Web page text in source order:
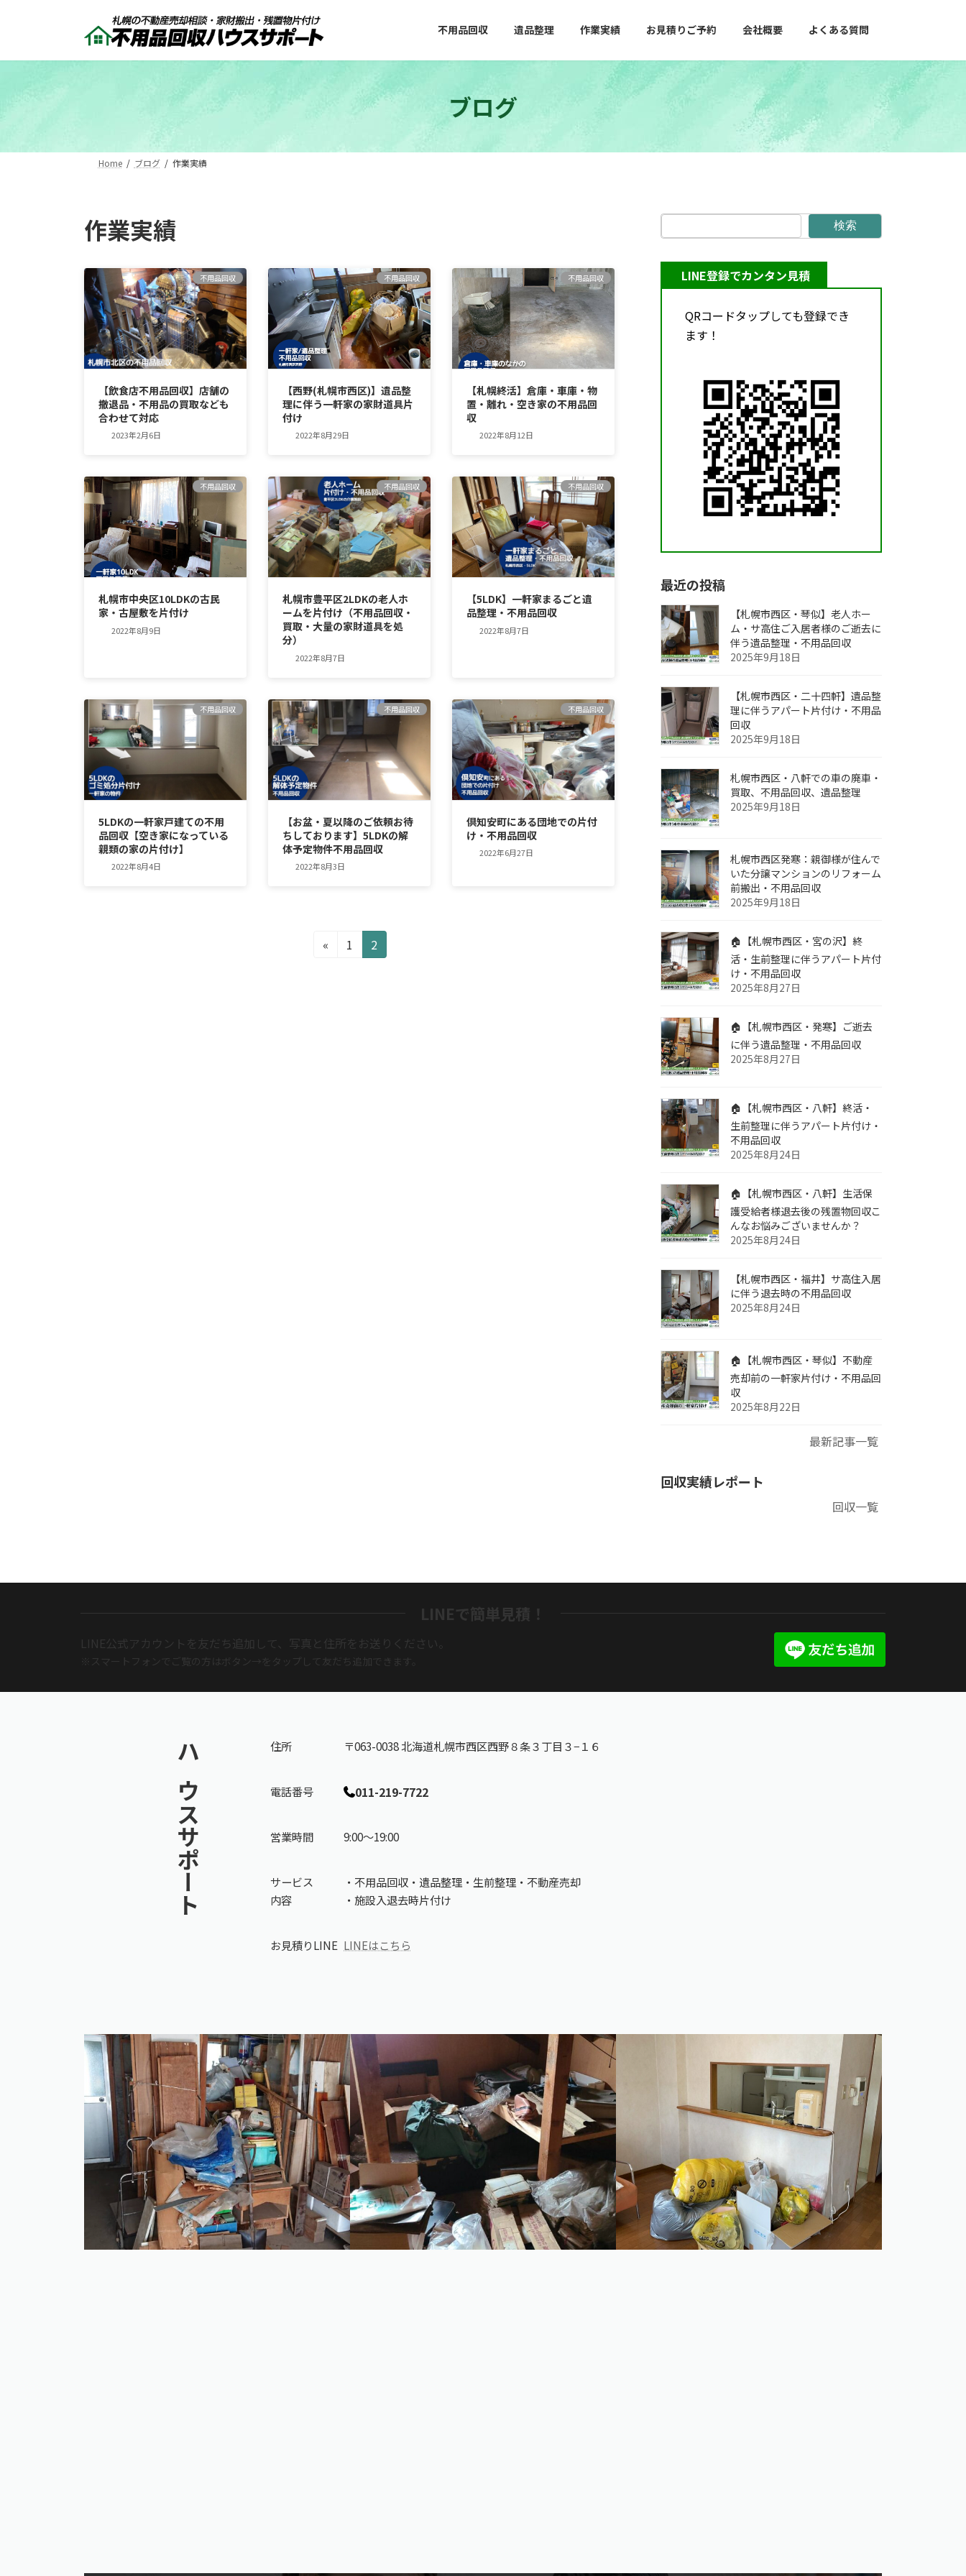
ン
ー
不用品回収 遺品整理 作業実績 お見積りご予約 会社概要 よくある質問
ブログ
Home ブログ 作業実績
作業実績
不用品回収
【飲食店不用品回収】店舗の
撤退品・不用品の買取なども
合わせて対応
2023年2月6日
不用品回収
【西野(札幌市西区)】遺品整
理に伴う一軒家の家財道具片
付け
2022年8月29日
不用品回収
【札幌終活】倉庫・車庫・物
置・離れ・空き家の不用品回
収
2022年8月12日
不用品回収
札幌市中央区10LDKの古民
家・古屋敷を片付け
2022年8月9日
不用品回収
札幌市豊平区2LDKの老人ホ
ームを片付け（不用品回収・
買取・大量の家財道具を処
分）
2022年8月7日
不用品回収
【5LDK】一軒家まるごと遺
品整理・不用品回収
2022年8月7日
不用品回収
5LDKの一軒家戸建ての不用
品回収【空き家になっている
親類の家の片付け】
2022年8月4日
不用品回収
【お盆・夏以降のご依頼お待
ちしております】5LDKの解
体予定物件不用品回収
2022年8月3日
不用品回収
倶知安町にある団地での片付
け・不用品回収
2022年6月27日
«
固
1
固
定
2
検索
LINE登録でカンタン見積
QRコードタップしても登録でき
ます！
最近の投稿
【札幌市西区・琴似】老人ホー
ム・サ高住ご入居者様のご逝去に
伴う遺品整理・不用品回収
2025年9月18日
【札幌市西区・二十四軒】遺品整
理に伴うアパート片付け・不用品
回収
2025年9月18日
札幌市西区・八軒での車の廃車・
買取、不用品回収、遺品整理
2025年9月18日
札幌市西区発寒：親御様が住んで
いた分譲マンションのリフォーム
前搬出・不用品回収
2025年9月18日
🏠【札幌市西区・宮の沢】終
活・生前整理に伴うアパート片付
け・不用品回収
2025年8月27日
🏠【札幌市西区・発寒】ご逝去
に伴う遺品整理・不用品回収
2025年8月27日
🏠【札幌市西区・八軒】終活・
生前整理に伴うアパート片付け・
不用品回収
2025年8月24日
🏠【札幌市西区・八軒】生活保
護受給者様退去後の残置物回収こ
んなお悩みございませんか？
2025年8月24日
【札幌市西区・福井】サ高住入居
に伴う退去時の不用品回収
2025年8月24日
🏠【札幌市西区・琴似】不動産
売却前の一軒家片付け・不用品回
収
2025年8月22日
最新記事一覧
回収実績レポート
回収一覧
LINEで簡単見積！
LINE公式アカウントを友だち追加して、 写真と住所をお送りください。
※スマートフォンでご覧の方はボタン→を タップして友だち追加できます。
ハウスサポート
住所 〒063-0038 北海道札幌市西区西野８条３丁目３−１６
電話番号 011-219-7722
営業時間 9:00～19:00
サービス
内容
・不用品回収・遺品整理・生前整理・不動産売却
・施設入退去時片付け
お見積りLINE LINEはこちら